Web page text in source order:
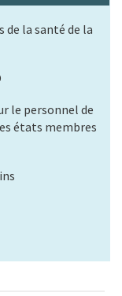
la santé de la
le personnel de
états membres